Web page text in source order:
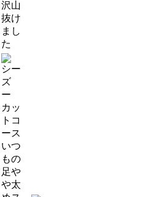
沢山
抜け
まし
た
シー
ズ
ー
カッ
トコ
ース
いつ
もの
足や
や太